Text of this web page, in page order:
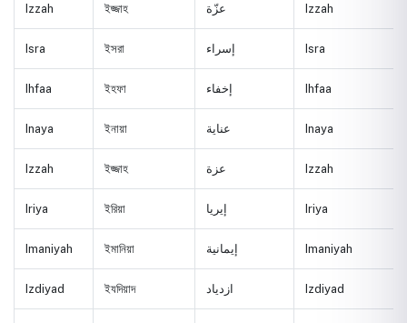
Izzah ইজ্জাহ عزّة Izzah
Isra ইসরা إسراء Isra
Ihfaa ইহফা إخفاء Ihfaa
Inaya ইনায়া عناية Inaya
Izzah ইজ্জাহ عزة Izzah
Iriya ইরিয়া إيريا Iriya
Imaniyah ইমানিয়া إيمانية Imaniyah
Izdiyad ইযদিয়াদ ازدياد Izdiyad